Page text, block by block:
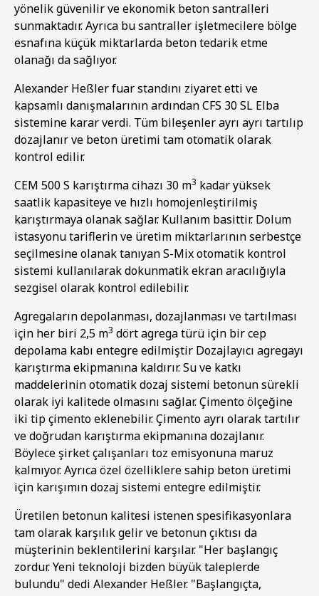
yönelik güvenilir ve ekonomik beton santralleri
sunmaktadır. Ayrıca bu santraller işletmecilere bölge
esnafına küçük miktarlarda beton tedarik etme
olanağı da sağlıyor.
Alexander Heßler fuar standını ziyaret etti ve
kapsamlı danışmalarının ardından CFS 30 SL Elba
sistemine karar verdi. Tüm bileşenler ayrı ayrı tartılıp
dozajlanır ve beton üretimi tam otomatik olarak
kontrol edilir.
CEM 500 S karıştırma cihazı 30 m3 kadar yüksek
saatlik kapasiteye ve hızlı homojenleştirilmiş
karıştırmaya olanak sağlar. Kullanım basittir. Dolum
istasyonu tariflerin ve üretim miktarlarının serbestçe
seçilmesine olanak tanıyan S-Mix otomatik kontrol
sistemi kullanılarak dokunmatik ekran aracılığıyla
sezgisel olarak kontrol edilebilir.
Agregaların depolanması, dozajlanması ve tartılması
için her biri 2,5 m3 dört agrega türü için bir cep
depolama kabı entegre edilmiştir Dozajlayıcı agregayı
karıştırma ekipmanına kaldırır. Su ve katkı
maddelerinin otomatik dozaj sistemi betonun sürekli
olarak iyi kalitede olmasını sağlar. Çimento ölçeğine
iki tip çimento eklenebilir. Çimento ayrı olarak tartılır
ve doğrudan karıştırma ekipmanına dozajlanır.
Böylece şirket çalışanları toz emisyonuna maruz
kalmıyor. Ayrıca özel özelliklere sahip beton üretimi
için karışımın dozaj sistemi entegre edilmiştir.
Üretilen betonun kalitesi istenen spesifikasyonlara
tam olarak karşılık gelir ve betonun çıktısı da
müşterinin beklentilerini karşılar. "Her başlangıç
zordur. Yeni teknoloji bizden büyük taleplerde
bulundu" dedi Alexander Heßler. "Başlangıçta,